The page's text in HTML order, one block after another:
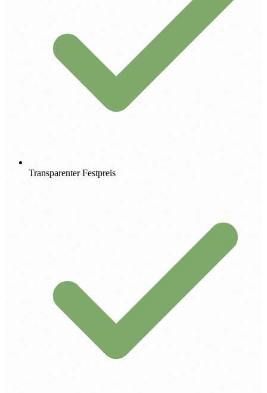
Transparenter Festpreis